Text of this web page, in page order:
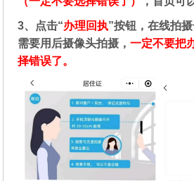
3、点击“办理回执”按钮，在线拍
需要用后摄像头拍摄，一定不要把
择错误了。